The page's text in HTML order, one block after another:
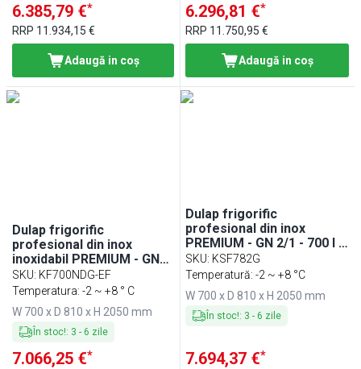
6.385,79 €*
RRP 11.934,15 €
Adaugă in coş
6.296,81 €*
RRP 11.750,95 €
Adaugă in coş
Dulap frigorific
profesional din inox
inoxidabil PREMIUM - GN
1/1 - 700 l - -2/+8 °C - cu 1
ușă din sticlă - răcire
ventilată; agent R290;
iluminare LED
SKU: KF700NDG-EF
Temperatura: -2 ~ +8 ° C
W 700 x D 810 x H 2050 mm
În stoc!: 3 - 6 zile
7.066,25 €*
Dulap frigorific
profesional din inox
PREMIUM - GN 2/1 - 700 l -
-2/+8 °C - cu 2 jumătăți de
ușă din sticlă
SKU: KSF782G
Temperatură: -2 ~ +8 °C
W 700 x D 810 x H 2050 mm
În stoc!: 3 - 6 zile
7.694,37 €*